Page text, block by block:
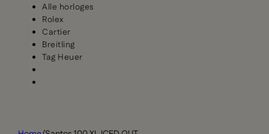
Alle horloges
Rolex
Cartier
Breitling
Tag Heuer